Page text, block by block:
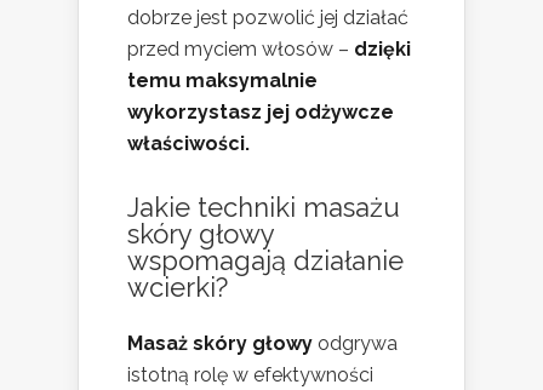
dobrze jest pozwolić jej działać
przed myciem włosów – dzięki
temu maksymalnie
wykorzystasz jej odżywcze
właściwości.
Jakie techniki masażu
skóry głowy
wspomagają działanie
wcierki?
Masaż skóry głowy odgrywa
istotną rolę w efektywności